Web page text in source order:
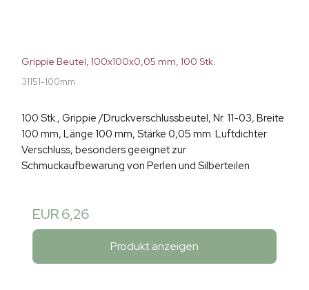
Grippie Beutel, 100x100x0,05 mm, 100 Stk.
31151-100mm
100 Stk., Grippie /Druckverschlussbeutel, Nr. 11-03, Breite
100 mm, Länge 100 mm, Stärke 0,05 mm. Luftdichter
Verschluss, besonders geeignet zur
Schmuckaufbewarung von Perlen und Silberteilen
EUR 6,26
Produkt anzeigen